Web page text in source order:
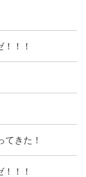
！！
てきた！
！！